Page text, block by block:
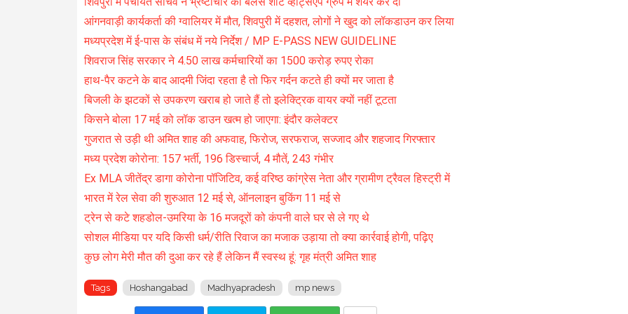
आंगनवाड़ी कार्यकर्ता की ग्वालियर में मौत, शिवपुरी में दहशत, लोगों ने खुद को लॉकडाउन कर लिया
मध्यप्रदेश में ई-पास के संबंध में नये निर्देश / MP E-PASS NEW GUIDELINE
शिवराज सिंह सरकार ने 4.50 लाख कर्मचारियों का 1500 करोड़ रुपए रोका
हाथ-पैर कटने के बाद आदमी जिंदा रहता है तो फिर गर्दन कटते ही क्यों मर जाता है
बिजली के झटकों से उपकरण खराब हो जाते हैं तो इलेक्ट्रिक वायर क्यों नहीं टूटता
किसने बोला 17 मई को लॉक डाउन खत्म हो जाएगा: इंदौर कलेक्टर
गुजरात से उड़ी थी अमित शाह की अफवाह, फिरोज, सरफराज, सज्जाद और शहजाद गिरफ्तार
मध्य प्रदेश कोरोना: 157 भर्ती, 196 डिस्चार्ज, 4 मौतें, 243 गंभीर
Ex MLA जीतेंद्र डागा कोरोना पॉजिटिव, कई वरिष्ठ कांग्रेस नेता और ग्रामीण ट्रैवल हिस्ट्री में
भारत में रेल सेवा की शुरुआत 12 मई से, ऑनलाइन बुकिंग 11 मई से
ट्रेन से कटे शहडोल-उमरिया के 16 मजदूरों को कंपनी वाले घर से ले गए थे
सोशल मीडिया पर यदि किसी धर्म/रीति रिवाज का मजाक उड़ाया तो क्या कार्रवाई होगी, पढ़िए
कुछ लोग मेरी मौत की दुआ कर रहे हैं लेकिन मैं स्वस्थ हूं: गृह मंत्री अमित शाह
Tags Hoshangabad Madhyapradesh mp news